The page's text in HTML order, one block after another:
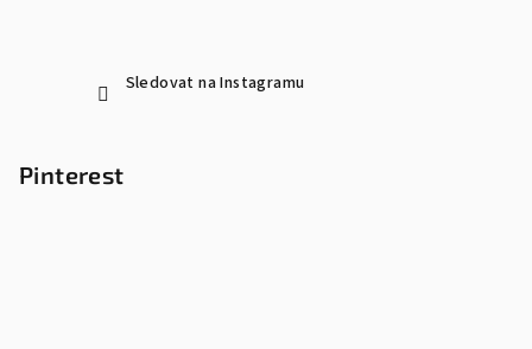
Sledovat na Instagramu
Pinterest